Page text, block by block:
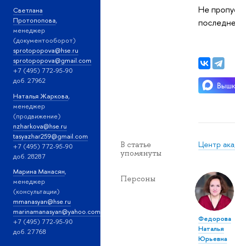
Светлана
Протопопова,
менеджер
(документооборот)
sprotopopova@hse.ru
sprotopopova@gmail.com
+7 (495) 772-95-90
доб. 27962
Наталья Жаркова,
менеджер
(продвижение)
nzharkova@hse.ru
tasyazhar259@gmail.com
+7 (495) 772-95-90
доб. 28287
Марина Манасян,
менеджер
(консультации)
mmanasyan@hse.ru
marinamanasyan@yahoo.com
+7 (495) 772-95-90
доб. 27768
Не
В статье
упомянуты
Центр
Персоны
Федорова
Наталья
Юрьевна